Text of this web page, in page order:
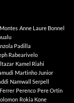
Anne Laure Bonnel
Padilla
Rabearivelo
Kamel Riahi
Martinho Junior
Namwall Serpell
Perenco Pere Ortin
Rokia Kone